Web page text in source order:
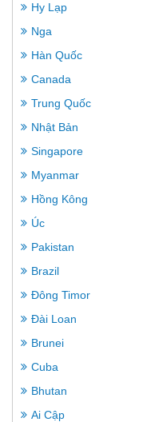
Hy Lạp
Nga
Hàn Quốc
Canada
Trung Quốc
Nhật Bản
Singapore
Myanmar
Hồng Kông
Úc
Pakistan
Brazil
Đông Timor
Đài Loan
Brunei
Cuba
Bhutan
Ai Cập